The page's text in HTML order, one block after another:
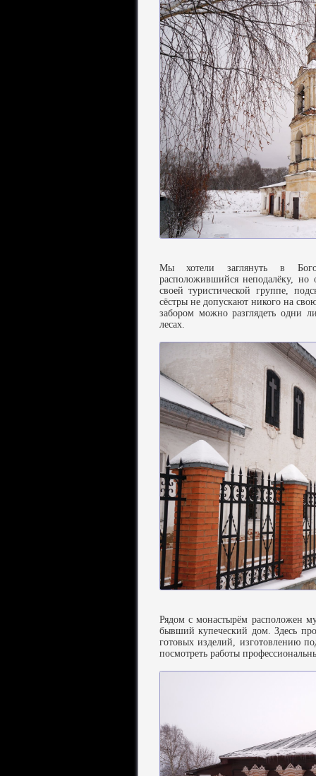
Мы хотели заглянуть в
расположившийся неподалёку,
своей туристической группе,
сёстры не допускают никого на
забором можно разглядеть одни
лесах.
Рядом с монастырём расположен
бывший купеческий дом. Здесь
готовых изделий, изготовлению
посмотреть работы